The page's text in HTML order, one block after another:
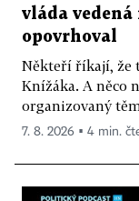
vláda
opovrhoval
Někteří říkají, že
Knížáka. A něco
organizovaný
7. 8. 2026 ▪ 4 min.